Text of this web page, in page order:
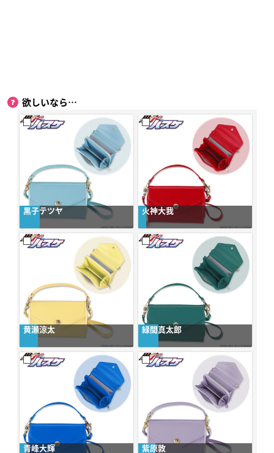
欲しいなら…
黒子テツヤ 火神大我
黄瀬涼太 緑間真太郎
青峰大輝 紫原敦